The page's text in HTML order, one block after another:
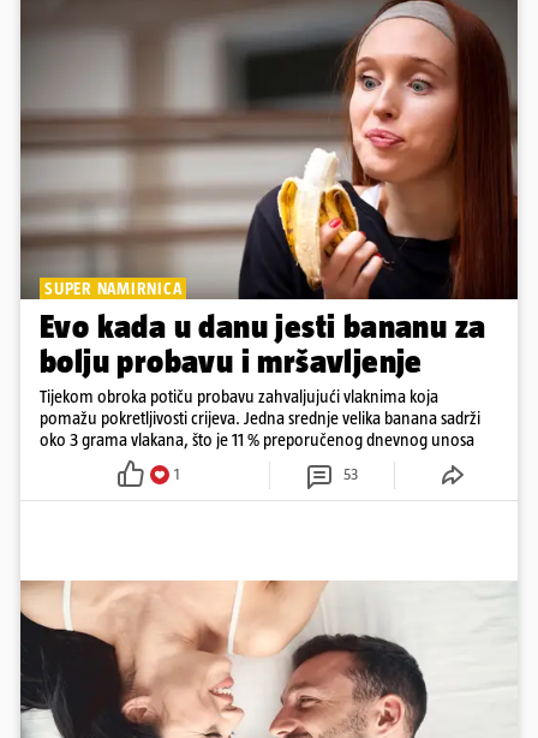
SUPER NAMIRNICA
Evo kada u danu jesti bananu za
bolju probavu i mršavljenje
Tijekom obroka potiču probavu zahvaljujući vlaknima koja
pomažu pokretljivosti crijeva. Jedna srednje velika banana sadrži
oko 3 grama vlakana, što je 11 % preporučenog dnevnog unosa
1 53